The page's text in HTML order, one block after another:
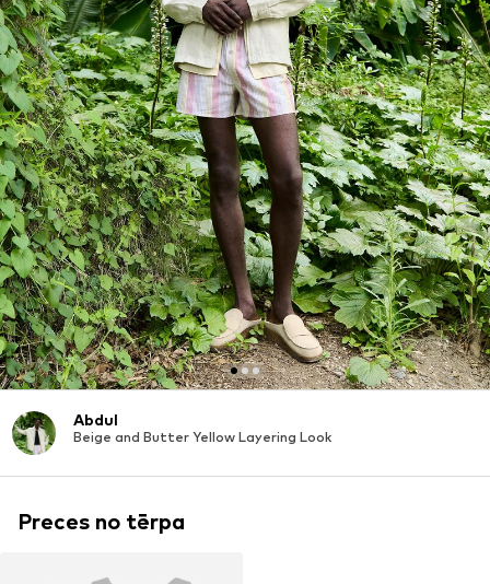
Abdul
Beige and Butter Yellow Layering Look
Preces no tērpa